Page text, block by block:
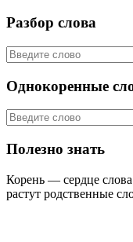
Разбор слова
Однокоренные
Полезно знать
Корень — сердце
растут родственные